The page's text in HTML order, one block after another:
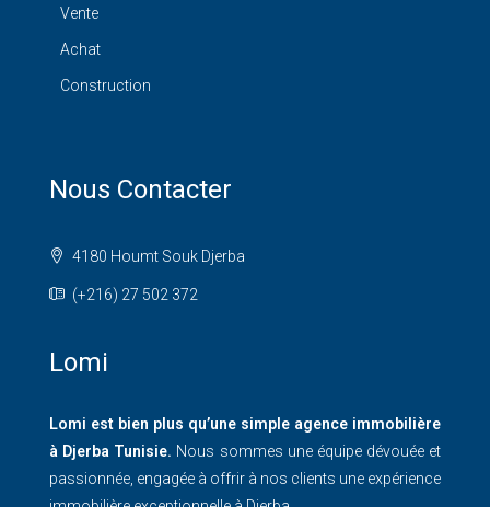
Vente
Achat
Construction
Nous Contacter
4180 Houmt Souk Djerba
(+216) 27 502 372
Lomi
Lomi est bien plus qu’une simple agence immobilière
à Djerba Tunisie. Nous sommes une équipe dévouée et
passionnée, engagée à offrir à nos clients une expérience